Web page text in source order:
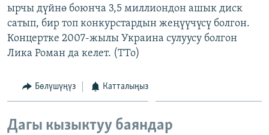
ЭЕ/АРнун бардык сайттары
ырчы дүйнө боюнча 3,5 миллиондон ашык диск
сатып, бир топ конкурстардын жеңүүчүсү болгон.
Концертке 2007-жылы Украина сулуусу болгон
Лика Роман да келет. (ТТо)
Бөлүшүңүз Катталыңыз
Дагы кызыктуу баяндар